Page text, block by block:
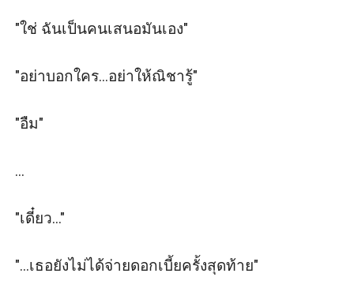
"ใช่ ฉันเป็นคนเสนอมันเอง"
"อย่าบอกใคร...อย่าให้ณิชารู้"
"อืม"
...
"เดี๋ยว..."
"...เธอยังไม่ได้จ่ายดอกเบี้ยครั้งสุดท้าย"